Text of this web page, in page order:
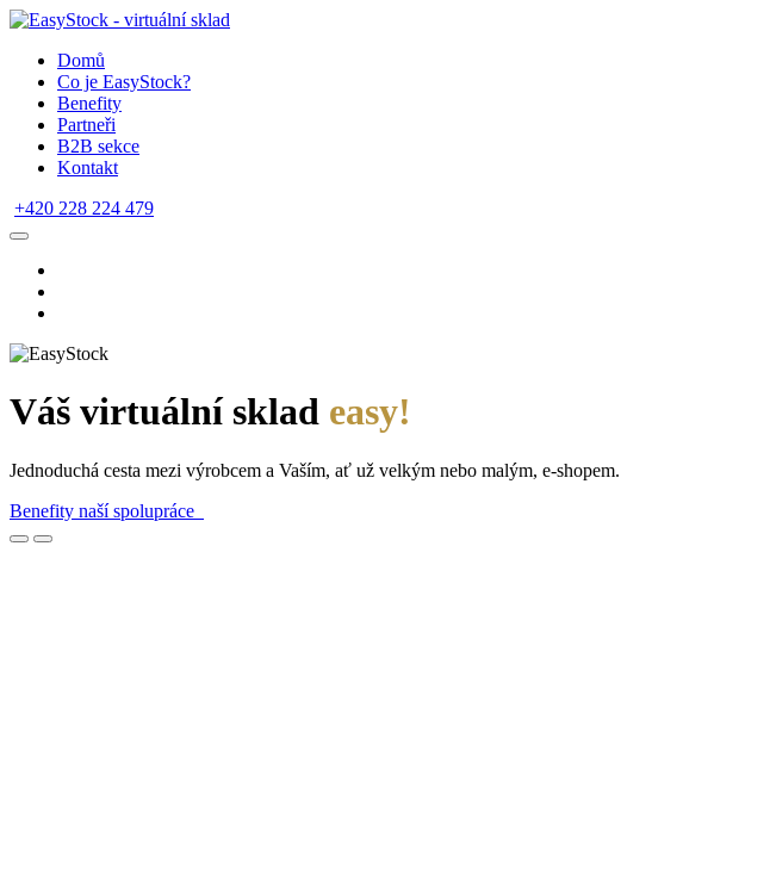
Domů
Co je EasyStock?
Benefity
Partneři
B2B sekce
Kontakt
+420 228 224 479
Váš virtuální sklad easy!
Jednoduchá cesta mezi výrobcem a Vaším, ať už velkým nebo malým, e-shopem.
Benefity naší spolupráce